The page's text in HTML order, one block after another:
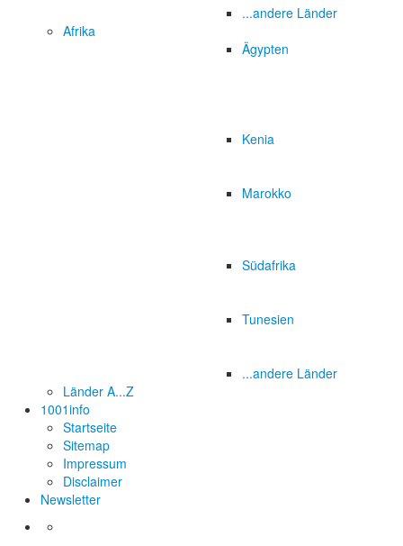
...andere Länder
Afrika
Ägypten
Kenia
Marokko
Südafrika
Tunesien
...andere Länder
Länder A...Z
1001info
Startseite
Sitemap
Impressum
Disclaimer
Newsletter